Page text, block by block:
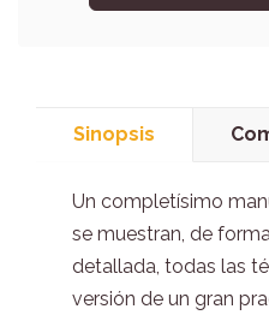
Sinopsis
Un completísimo
se muestran, de
detallada, todas las
versión de un gran